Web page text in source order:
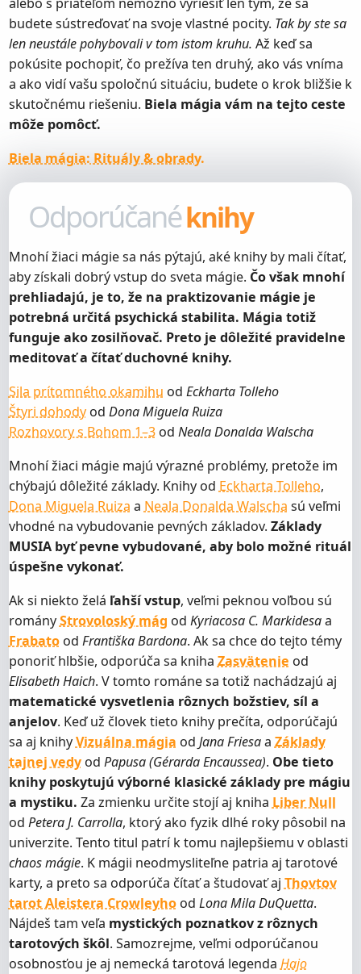
budete sústreďovať na svoje vlastné pocity. Tak by ste sa
len neustále pohybovali v tom istom kruhu. Až keď sa
pokúsite pochopiť, čo prežíva ten druhý, ako vás vníma
a ako vidí vašu spoločnú situáciu, budete o krok bližšie k
skutočnému riešeniu. Biela mágia vám na tejto ceste
môže pomôcť.
Biela mágia: Rituály & obrady.
Odporúčanéknihy
Mnohí žiaci mágie sa nás pýtajú, aké knihy by mali čítať,
aby získali dobrý vstup do sveta mágie. Čo však mnohí
prehliadajú, je to, že na praktizovanie mágie je
potrebná určitá psychická stabilita. Mágia totiž
funguje ako zosilňovač. Preto je dôležité pravidelne
meditovať a čítať duchovné knihy.
Sila prítomného okamihu od Eckharta Tolleho
Štyri dohodyod Dona Miguela Ruiza
Rozhovory s Bohom 1–3od Neala Donalda Walscha
Mnohí žiaci mágie majú výrazné problémy, pretože im
chýbajú dôležité základy. Knihy od Eckharta Tolleho,
Dona Miguela Ruiza a Neala Donalda Walscha sú veľmi
vhodné na vybudovanie pevných základov. Základy
MUSIA byť pevne vybudované, aby bolo možné rituál
úspešne vykonať.
Ak si niekto želá ľahší vstup, veľmi peknou voľbou sú
rományStrovoloský mág od Kyriacosa C. Markidesaa
Frabatood Františka Bardona. Ak sa chce do tejto témy
ponoriť hlbšie, odporúča sa kniha Zasvätenie od
Elisabeth Haich. V tomto románe sa totiž nachádzajú aj
matematické vysvetlenia rôznych božstiev, síl a
anjelov. Keď už človek tieto knihy prečíta, odporúčajú
sa aj knihyVizuálna mágia od Jana Friesaa Základy
tajnej vedyod Papusa (Gérarda Encaussea). Obe tieto
knihy poskytujú výborné klasické základy pre mágiu
a mystiku. Za zmienku určite stojí aj kniha Liber Null
od Petera J. Carrolla, ktorý ako fyzik dlhé roky pôsobil na
univerzite. Tento titul patrí k tomu najlepšiemu v oblasti
chaos mágie. K mágii neodmysliteľne patria aj tarotové
karty, a preto sa odporúča čítať a študovať aj Thovtov
tarot Aleistera Crowleyhood Lona Mila DuQuetta.
Nájdeš tam veľa mystických poznatkov z rôznych
tarotových škôl. Samozrejme, veľmi odporúčanou
osobnosťou je aj nemecká tarotová legenda Hajo